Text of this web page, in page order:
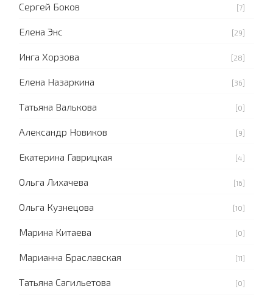
Сергей Боков [7]
Елена Энс [29]
Инга Хорзова [28]
Елена Назаркина [36]
Татьяна Валькова [0]
Александр Новиков [9]
Екатерина Гаврицкая [4]
Ольга Лихачева [16]
Ольга Кузнецова [10]
Марина Китаева [0]
Марианна Браславская [11]
Татьяна Сагильетова [0]